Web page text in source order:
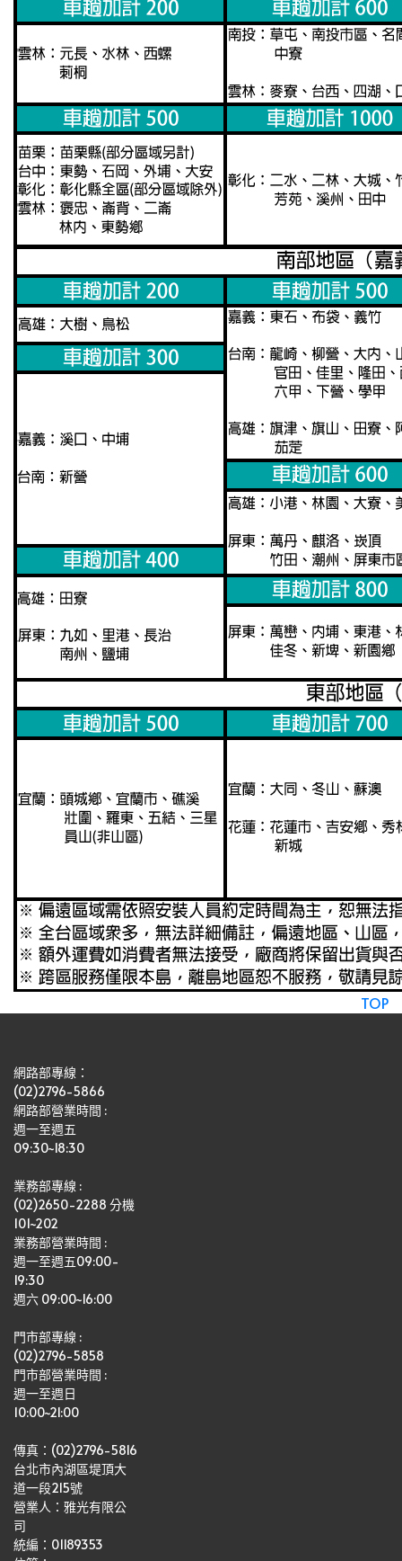
TOP
網路部專線：
(02)2796-5866
網路部營業時間 :
週一至週五
09:30~18:30
業務部專線 :
(02)2650-2288 分機
101~202
業務部營業時間 :
週一至週五09:00-
19:30
週六 09:00~16:00
門市部專線 :
(02)2796-5858
門市部營業時間 :
週一至週日
10:00~21:00
傳真：(02)2796-5816
台北市內湖區堤頂大
道一段215號
營業人：雅光有限公
司
統編：01189353